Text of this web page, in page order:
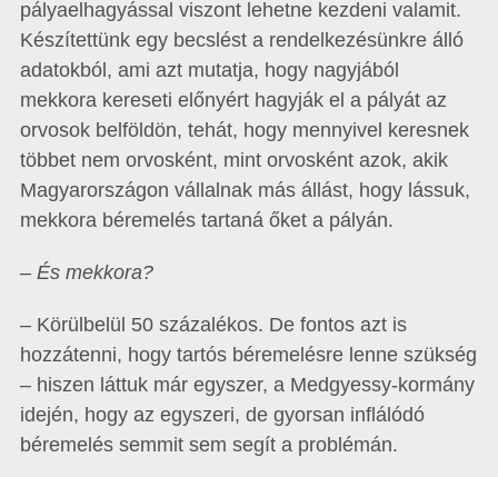
pályaelhagyással viszont lehetne kezdeni valamit.
Készítettünk egy becslést a rendelkezésünkre álló
adatokból, ami azt mutatja, hogy nagyjából
mekkora kereseti előnyért hagyják el a pályát az
orvosok belföldön, tehát, hogy mennyivel keresnek
többet nem orvosként, mint orvosként azok, akik
Magyarországon vállalnak más állást, hogy lássuk,
mekkora béremelés tartaná őket a pályán.
– És mekkora?
– Körülbelül 50 százalékos. De fontos azt is
hozzátenni, hogy tartós béremelésre lenne szükség
– hiszen láttuk már egyszer, a Medgyessy-kormány
idején, hogy az egyszeri, de gyorsan inflálódó
béremelés semmit sem segít a problémán.